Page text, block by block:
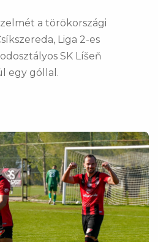
a törökországi
Liga 2-es
SK Líšeň
egy góllal.